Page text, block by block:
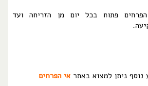
פתוח בכל יום מן הזריחה ועד
נוסף ניתן למצוא באתראי הפרחים